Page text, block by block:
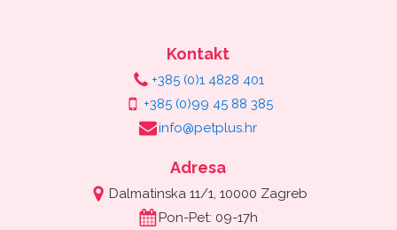
Kontakt
+385 (0)1 4828 401
+385 (0)99 45 88 385
info@petplus.hr
Adresa
Dalmatinska 11/1, 10000 Zagreb
Pon-Pet: 09-17h